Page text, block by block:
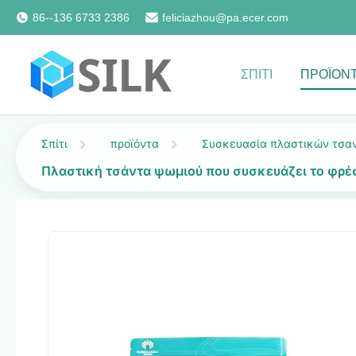
86--136 6733 2386 feliciazhou@pa.ecer.com
ΣΠΊΤΙ
Σπίτι προϊόντα Συσκευασία πλαστικών
Πλαστική τσάντα ψωμιού που συσκευάζει το